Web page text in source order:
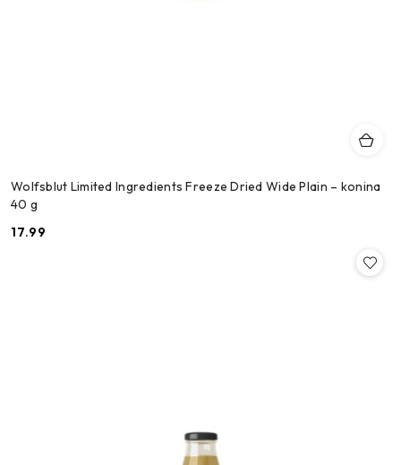
Wolfsblut Limited Ingredients Freeze Dried Wide Plain – konina
40 g
Cena:
17.99